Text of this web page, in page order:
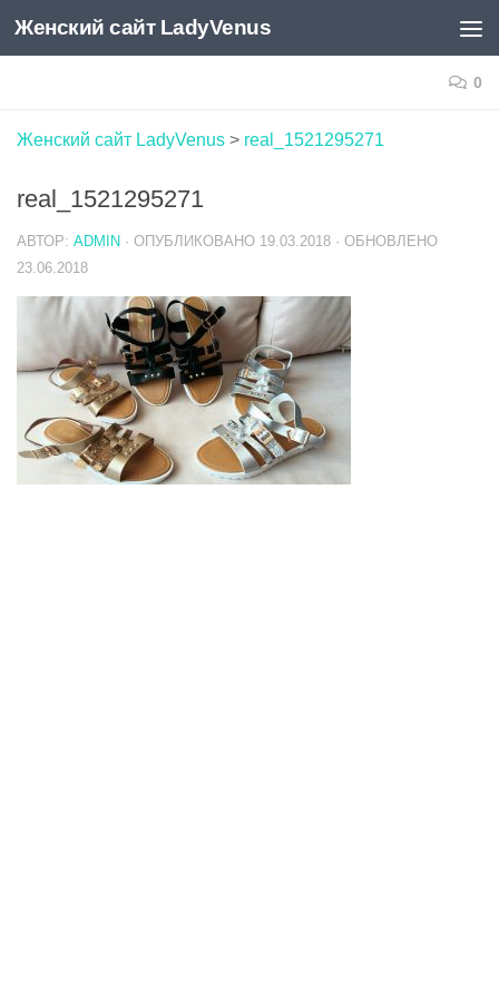
Skip to content
Женский сайт LadyVenus
0
Женский сайт LadyVenus > real_1521295271
real_1521295271
АВТОР: ADMIN · ОПУБЛИКОВАНО 19.03.2018 · ОБНОВЛЕНО
23.06.2018